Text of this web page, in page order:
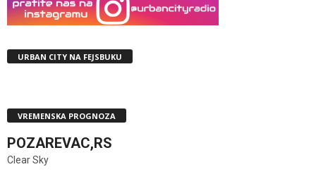
URBAN CITY NA FEJSBUKU
VREMENSKA PROGNOZA
POZAREVAC,RS
Clear Sky